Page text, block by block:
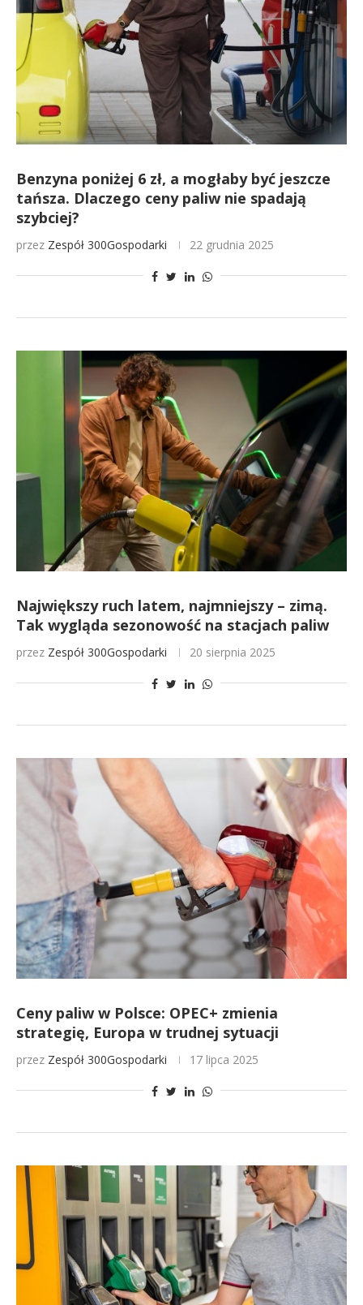
Benzyna poniżej 6 zł, a mogłaby być jeszcze
tańsza. Dlaczego ceny paliw nie spadają
szybciej?
przez Zespół 300Gospodarki 22 grudnia 2025
Największy ruch latem, najmniejszy – zimą.
Tak wygląda sezonowość na stacjach paliw
przez Zespół 300Gospodarki 20 sierpnia 2025
Ceny paliw w Polsce: OPEC+ zmienia
strategię, Europa w trudnej sytuacji
przez Zespół 300Gospodarki 17 lipca 2025